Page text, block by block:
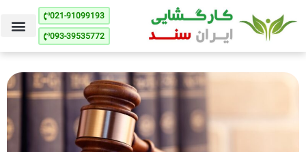
021-91099193
093-39535772